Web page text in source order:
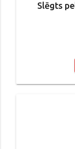
Slēgts